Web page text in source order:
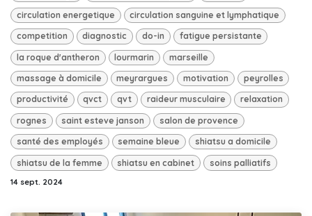
circulation energetique circulation sanguine et lymphatique
competition diagnostic do-in fatigue persistante
la roque d'antheron lourmarin marseille
massage à domicile meyrargues motivation peyrolles
productivité qvct qvt raideur musculaire relaxation
rognes saint esteve janson salon de provence
santé des employés semaine bleue shiatsu a domicile
shiatsu de la femme shiatsu en cabinet soins palliatifs
14 sept. 2024